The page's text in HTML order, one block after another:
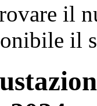
il
il